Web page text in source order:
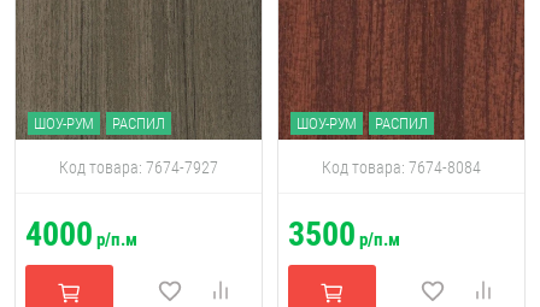
ШОУ-РУМ РАСПИЛ
Код товара: 7674-7927
4000 р/п.м
ШОУ-РУМ РАСПИЛ
Код товара: 7674-8084
3500 р/п.м